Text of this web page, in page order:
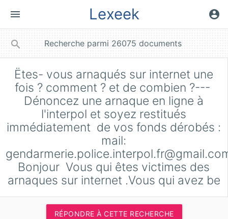
menu Lexeek account_circle
search
Ëtes- vous arnaqués sur internet une
fois ? comment ? et de combien ?---
Dénoncez une arnaque en ligne à
l'interpol et soyez restitués
immédiatement de vos fonds dérobés :
mail:
Bonjour Vous qui êtes victimes des
arnaques sur internet .Vous qui avez be
RÉPONDRE À CETTE RECHERCHE